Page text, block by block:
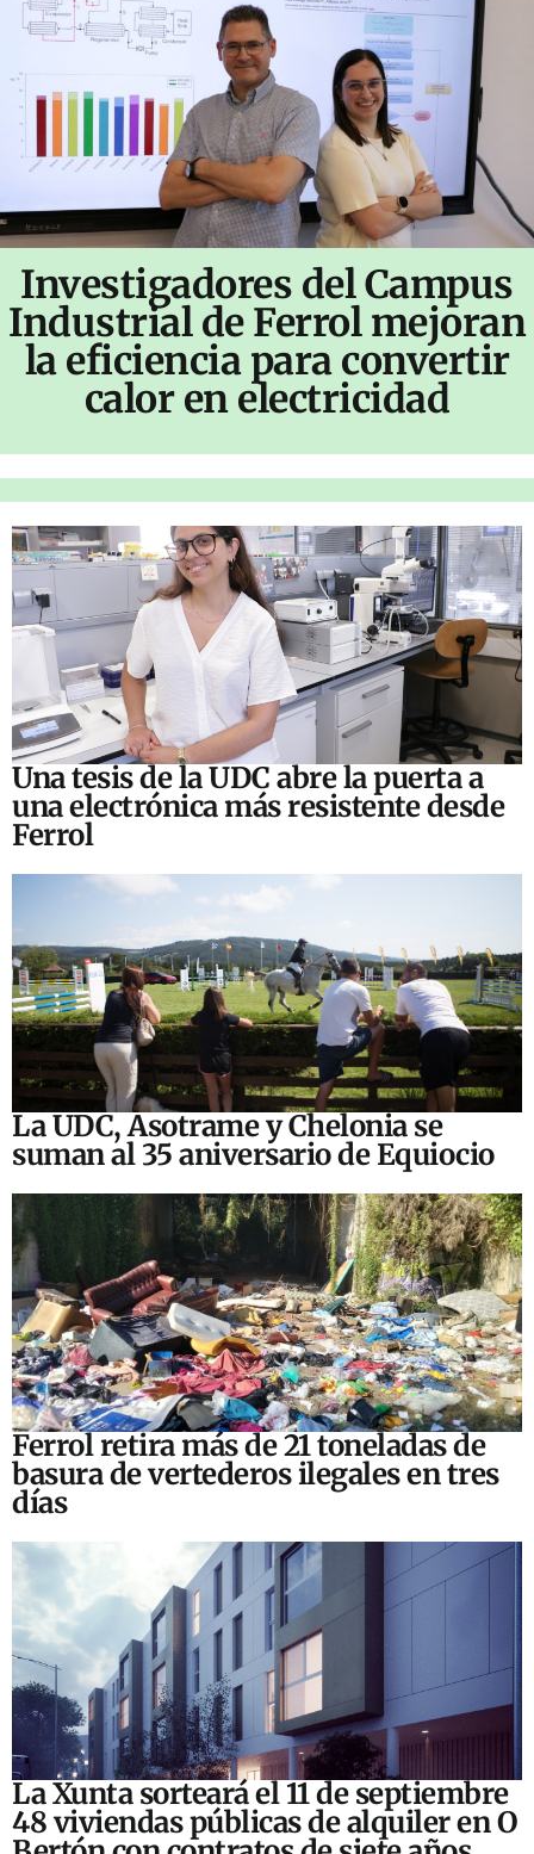
Investigadores del Campus
Industrial de Ferrol mejoran
la eficiencia para convertir
calor en electricidad
Una tesis de la UDC abre la puerta a
una electrónica más resistente desde
Ferrol
La UDC, Asotrame y Chelonia se
suman al 35 aniversario de Equiocio
Ferrol retira más de 21 toneladas de
basura de vertederos ilegales en tres
días
La Xunta sorteará el 11 de septiembre
48 viviendas públicas de alquiler en O